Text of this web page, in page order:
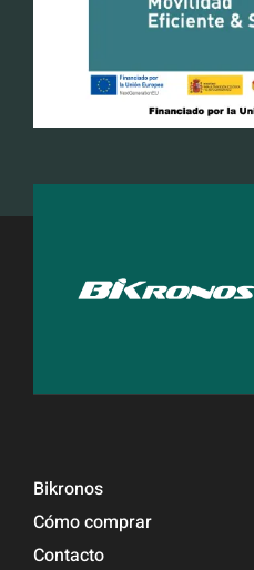
Bikronos
Cómo comprar
Contacto